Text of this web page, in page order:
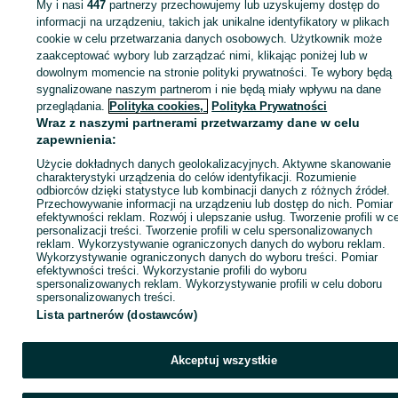
Zaloguj się lub załóż konto na OLX, aby skontaktować się z
sprzedającym
Zaloguj się / Załóż konto
Wyślij wiadomość
My i nasi447 partnerzy przechowujemy lub uzyskujemy dostęp do
informacji na urządzeniu, takich jak unikalne identyfikatory w plikach
cookie w celu przetwarzania danych osobowych. Użytkownik może
zaakceptować wybory lub zarządzać nimi, klikając poniżej lub w
dowolnym momencie na stronie polityki prywatności. Te wybory będą
sygnalizowane naszym partnerom i nie będą miały wpływu na dane
przeglądania. Polityka cookies, Polityka Prywatności
Wraz z naszymi partnerami przetwarzamy dane w celu
zapewnienia:
Użycie dokładnych danych geolokalizacyjnych. Aktywne skanowanie
charakterystyki urządzenia do celów identyfikacji. Rozumienie
odbiorców dzięki statystyce lub kombinacji danych z różnych źródeł.
Przechowywanie informacji na urządzeniu lub dostęp do nich. Pomiar
efektywności reklam. Rozwój i ulepszanie usług. Tworzenie profili w
personalizacji treści. Tworzenie profili w celu spersonalizowanych
reklam. Wykorzystywanie ograniczonych danych do wyboru reklam.
Wykorzystywanie ograniczonych danych do wyboru treści. Pomiar
efektywności treści. Wykorzystanie profili do wyboru
spersonalizowanych reklam. Wykorzystywanie profili w celu doboru
spersonalizowanych treści.
Lista partnerów (dostawców)
Akceptuj wszystkie